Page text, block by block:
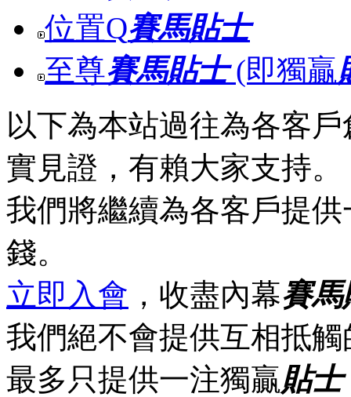
位置Q賽馬貼士
至尊賽馬貼士(即獨贏
以下為本站過往為各客
實見證，有賴大家支持。
我們將繼續為各客戶提
錢。
立即入會 ，收盡內幕賽
我們絕不會提供互相抵觸
最多只提供一注獨贏貼士